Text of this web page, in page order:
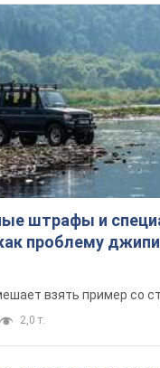
штрафы и
проблему
взять пример со
2,0 т.